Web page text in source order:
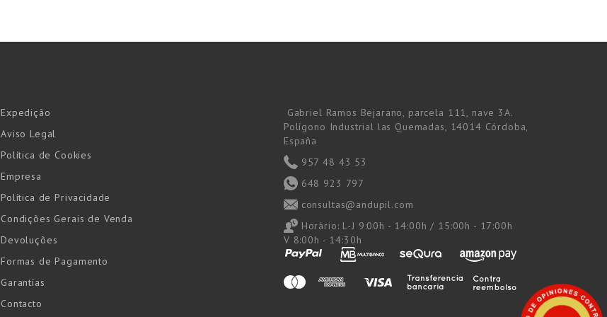
Expedição
Aviso Legal
Política de Cookies
Empresa
Política de Privacidade
Condições Gerais de Venda
Devoluções
Formas de Pagamento
Garantías
Contacto
Gabriel Ramos Bejarano, parcela 111, nave 3A.
Polígono Industrial las Quemadas, 14014 Córdoba,
España
957 48 43 53
648 923 797
consultas@andupil.com
Horário: L-J 9:00h - 14:00h / 15:00h - 17:00h
V 8:00h - 14:30h